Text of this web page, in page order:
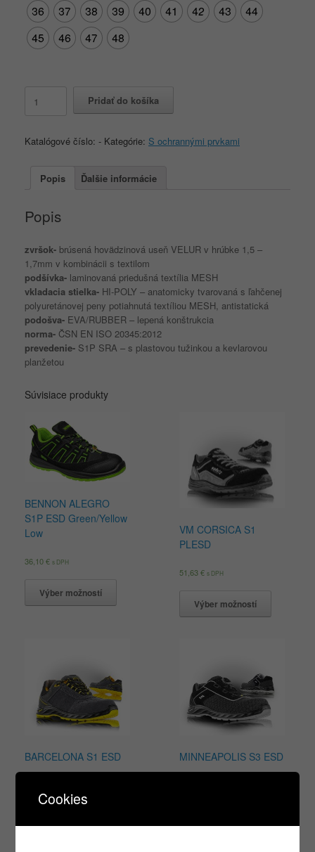
36 37 38 39 40 41 42 43
44
45
46 47 48
IOWA
Pridať do košíka
Katalógové číslo: - Kategórie: S ochrannými prvkami
Popis Ďalšie informácie
Popis
zvršok- brúsená hovädzinová useň VELUR v hrúbke 1,5 –
1,7mm v kombinácii s textilom
podšívka- laminovaná priedušná textília MESH
vkladacia stielka- HI-POLY – anatomicky tvarovaná s ľahčenej
polyuretánovej peny potiahnutá textíliou MESH, antistatická
podošva- EVA/RUBBER – lepená konštrukcia
norma- ČSN EN ISO 20345:2012
prevedenie- S1P SRA – s plastovou tužinkou a kevlarovou
planžetou
Súvisiace produkty
BENNON ALEGRO
S1P ESD Green/Yellow
Low
36,10€ s DPH
Výber možností
VM CORSICA S1
PLESD
51,63€ s DPH
Výber možností
BARCELONA S1 ESD MINNEAPOLIS S3 ESD
Cookies